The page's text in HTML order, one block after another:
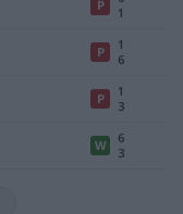
P
1
P
1
6
P
1
3
W
6
3